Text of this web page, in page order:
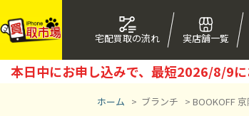
宅配買取の流れ 実店舗一覧
本日中にお申し込みで、最短2026/8/9
ホーム > ブランチ > BOOKOFF